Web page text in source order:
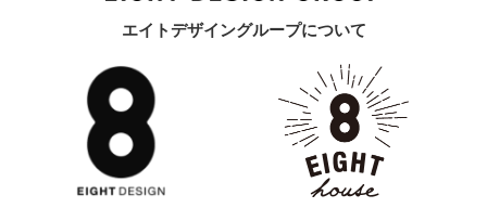
エイトデザイングループについて